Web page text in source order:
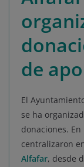
de
El
se ha
donaciones.
centralizaron
Alfafar, desde